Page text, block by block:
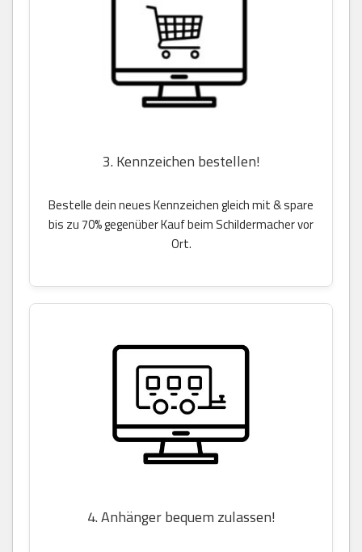
3. Kennzeichen bestellen!
Bestelle dein neues Kennzeichen gleich mit & spare
bis zu 70% gegenüber Kauf beim Schildermacher vor
Ort.
4. Anhänger bequem zulassen!